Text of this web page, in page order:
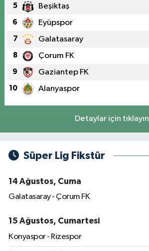
5 Beşiktaş
6 Eyüpspor
7 Galatasaray
8 Çorum FK
9 Gaziantep FK
10 Alanyaspor
Detaylar için tıklayın
Süper Lig Fikstür
14 Ağustos, Cuma
Galatasaray - Çorum FK
15 Ağustos, Cumartesi
Konyaspor - Rizespor